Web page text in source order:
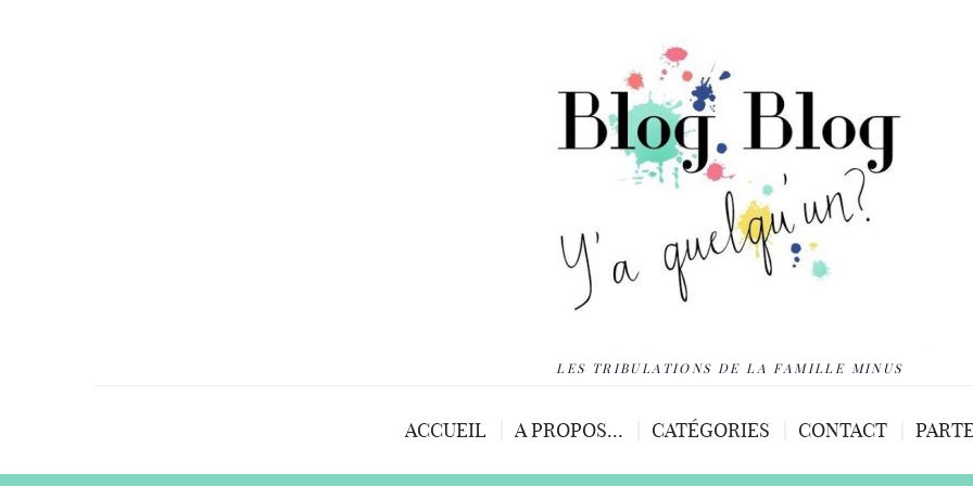
LES TRIBULATIONS DE LA FAMILLE MINUS
ACCUEIL A PROPOS… CATÉGORIES CONTACT